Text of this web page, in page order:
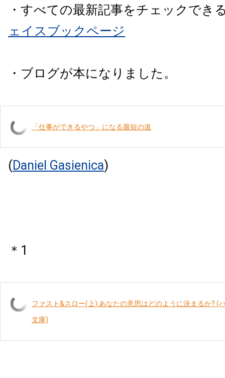
・すべての最新記事をチェックでき
ェイスブックページ
・ブログが本になりました。
「仕事ができるやつ」になる最短の道
(Daniel Gasienica)
＊1
ファスト&スロー(上) あなたの意思はどのように決まるか? (
文庫)